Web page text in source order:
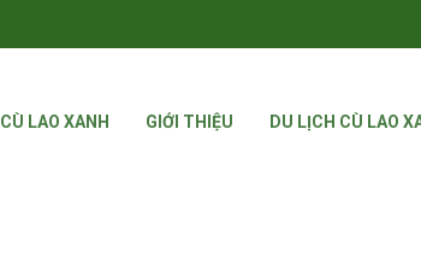
CÙ LAO XANH GIỚI THIỆU DU LỊCH CÙ LAO